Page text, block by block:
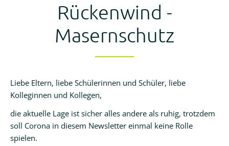
Förderverein
Termine
Kalender
Rückenwind -
Masernschutz
Liebe Eltern, liebe Schülerinnen und Schüler, liebe
Kolleginnen und Kollegen,
die aktuelle Lage ist sicher alles andere als ruhig, trotzdem
soll Corona in diesem Newsletter einmal keine Rolle
spielen.